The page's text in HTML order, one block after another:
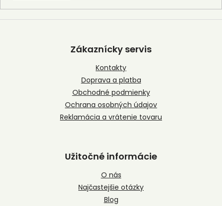
Z
Zákaznícky servis
Kontakty
Doprava a platba
Obchodné podmienky
Ochrana osobných údajov
Reklamácia a vrátenie tovaru
Užitočné informácie
O nás
Najčastejšie otázky
Blog